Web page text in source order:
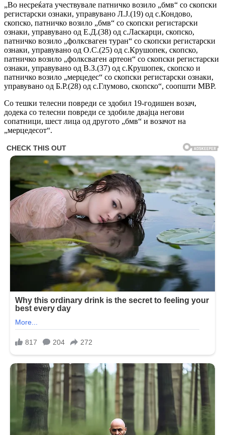
„Во несреќата учествувале патничко возило „бмв“ со скопски
регистарски ознаки, управувано Л.Ј.(19) од с.Кондово,
скопско, патничко возило „бмв“ со скопски регистарски
ознаки, управувано од Е.Д.(38) од с.Ласкарци, скопско,
патничко возило „фолксваген туран“ со скопски регистарски
ознаки, управувано од О.С.(25) од с.Крушопек, скопско,
патничко возило „фолксваген артеон“ со скопски регистарски
ознаки, управувано од В.З.(37) од с.Крушопек, скопско и
патничко возило „мерцедес“ со скопски регистарски ознаки,
управувано од Б.Р.(28) од с.Глумово, скопско“, соопшти МВР.
Со тешки телесни повреди се здобил 19-годишен возач,
додека со телесни повреди се здобиле двајца негови
сопатници, шест лица од другото „бмв“ и возачот на
„мерцедесот“.